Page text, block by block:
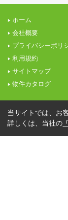
ホーム
会社概要
プライバシーポリ
利用規約
サイトマップ
物件カタログ
当サイトでは、お
詳しくは、当社の